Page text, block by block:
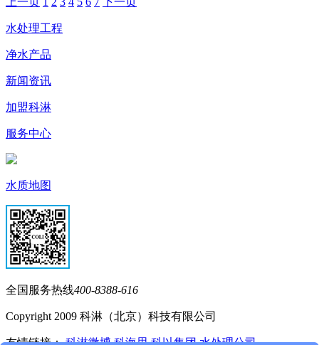
水处理工程
净水产品
新闻资讯
加盟科淋
服务中心
水质地图
全国服务热线400-8388-616
Copyright 2009 科淋（北京）科技有限公司
友情链接： 科淋微博科海思科以集团水处理公司